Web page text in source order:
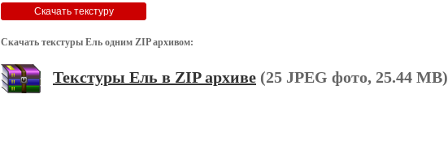
Скачать текстуры Ель одним ZIP архивом:
Текстуры Ель в ZIP архиве (25 JPEG фото, 25.44 MB)